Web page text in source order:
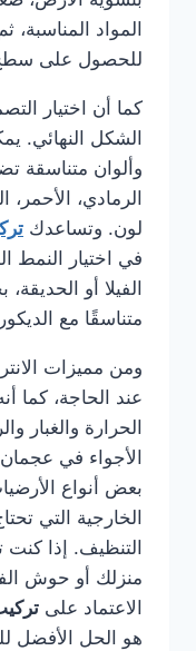
المواد
للحصول على
كما أن اختيار
الشكل النهائي.
وألوان متناسقة
الرمادي، الأحمر،
لون. وتساعدك
في اختيار النمط
الفيلا أو
متناسقًا مع
ومن مميزات
عند الحاجة، كما
الحرارة والغبار
الأجواء في
بعض أنواع
الخارجية التي
التنظيف. إذا
منزلك أو حوش
الاعتماد على
هو الحل الأفضل